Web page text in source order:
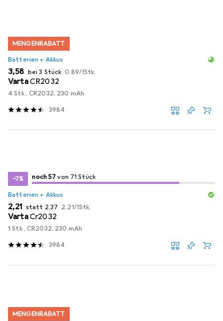
MENGENRABATT
Batterien + Akkus
EUR
3,58 bei 3 Stück EUR
0,89/1Stk.
VartaCR2032
4 Stk., CR2032, 230 mAh
3984
−7% 57/ 71
57von 71 Stück
noch 57 von 71 Stück
Batterien + Akkus
EUR
2,21 statt EUR
2,37 EUR
2,21/1Stk.
VartaCr2032
1 Stk., CR2032, 230 mAh
3984
MENGENRABATT